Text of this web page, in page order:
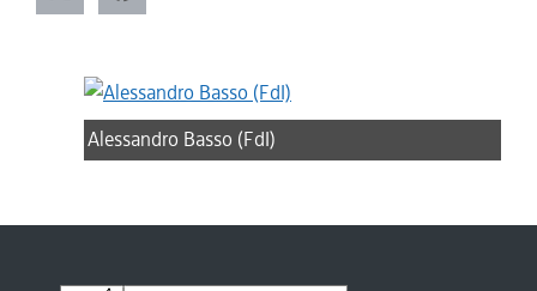
Alessandro Basso (FdI)